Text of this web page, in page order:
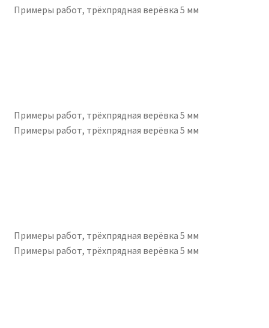
Примеры работ, трёхпрядная верёвка 5 мм
Примеры работ, трёхпрядная верёвка 5 мм
Примеры работ, трёхпрядная верёвка 5 мм
Примеры работ, трёхпрядная верёвка 5 мм
Примеры работ, трёхпрядная верёвка 5 мм